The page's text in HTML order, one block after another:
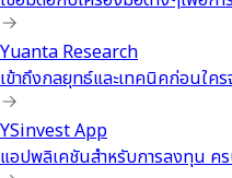
Yuanta Research
เข้าถึงกลยุทธ์และเทคนิคก่อนใค
YSinvest App
แอปพลิเคชันสำหรับการลงทุน ค